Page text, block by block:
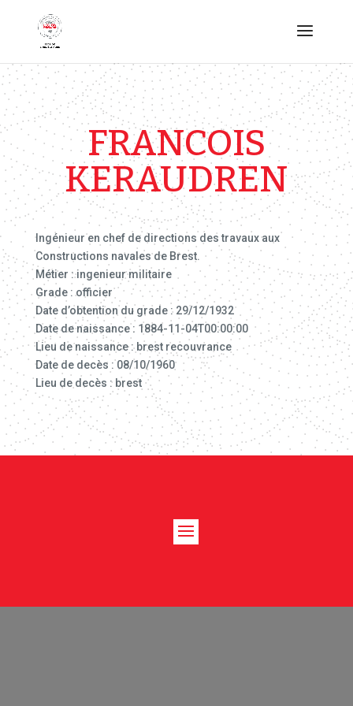
FRANCOIS
KERAUDREN
Ingénieur en chef de directions des travaux aux
Constructions navales de Brest.
Métier : ingenieur militaire
Grade : officier
Date d’obtention du grade : 29/12/1932
Date de naissance : 1884-11-04T00:00:00
Lieu de naissance : brest recouvrance
Date de decès : 08/10/1960
Lieu de decès : brest